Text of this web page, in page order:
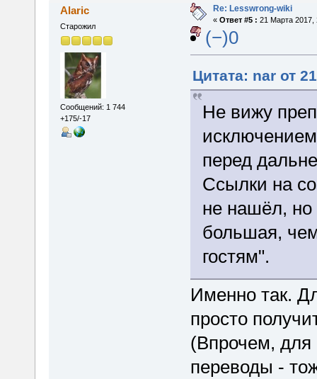
Alaric
Старожил
Сообщений: 1 744
+175/-17
Re: Lesswrong-wiki
« Ответ #5 : 21 Марта 2017,
(−)0
Цитата: nar от
Не вижу
перед
Ссылки на
не нашёл, но
большая,
гостям".
Именно так.
просто
(Впрочем, для
переводы -